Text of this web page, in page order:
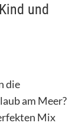
und
die
am Meer?
Mix